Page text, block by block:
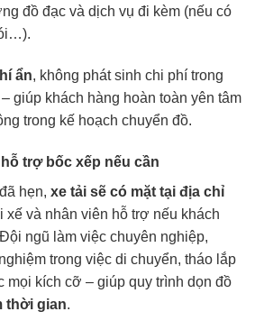
đồ đạc và dịch vụ đi kèm (nếu có
ẩn, không phát sinh chi phí trong
giúp khách hàng hoàn toàn yên tâm
trong kế hoạch chuyển đồ.
trợ bốc xếp nếu cần
hẹn, xe tải sẽ có mặt tại địa chỉ
xế và nhân viên hỗ trợ nếu khách
ngũ làm việc chuyên nghiệp,
trong việc di chuyển, tháo lắp
mọi kích cỡ – giúp quy trình dọn đồ
thời gian.